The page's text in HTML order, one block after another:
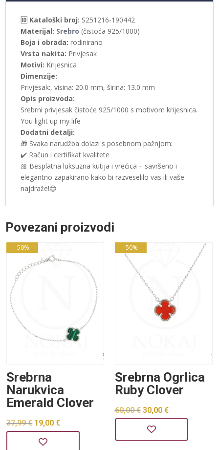
🆔 Kataloški broj: S251216-190442
Materijal: Srebro (čistoća 925/1000)
Boja i obrada: rodinirano
Vrsta nakita: Privjesak
Motivi: Krijesnica
Dimenzije:
Privjesak:, visina: 20.0 mm, širina: 13.0 mm
Opis proizvoda:
Srebrni privjesak čistoće 925/1000 s motivom krijesnica.
You light up my life
Dodatni detalji:
🎁 Svaka narudžba dolazi s posebnom pažnjom:
✔️ Račun i certifikat kvalitete
🎀 Besplatna luksuzna kutija i vrećica – savršeno i
elegantno zapakirano kako bi razveselilo vas ili vaše
najdraže!😊
Povezani proizvodi
-50%
Srebrna
Narukvica
Emerald Clover
37,99€ Izvorna
cijena
19,00€
-50%
Srebrna Ogrlica
Ruby Clover
60,00€ Izvorna
cijena
bila
30,00 €
je: